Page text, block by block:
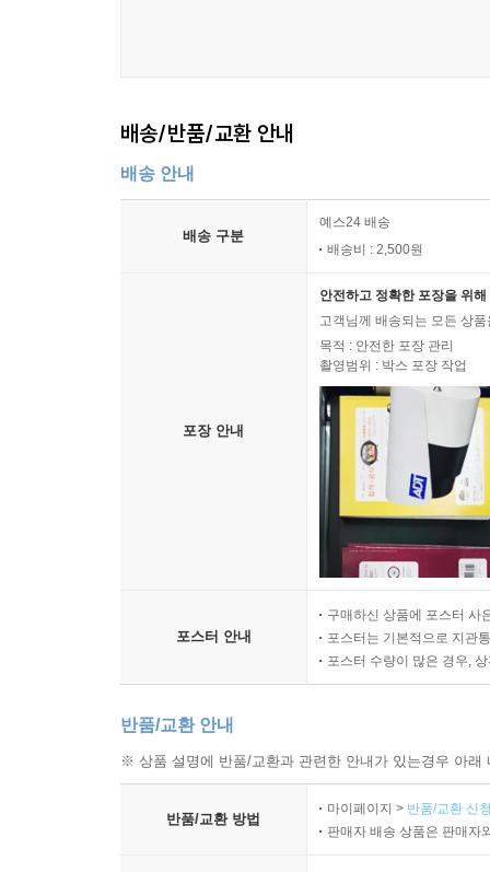
배송/반품/교환 안내
배송 안내
배송 구분
예스24 배송
배송비 : 2,500원
포장 안내
안전하고 정확한 포장을 위
고객님께 배송되는 모든 상
목적 : 안전한 포장 관리
촬영범위 : 박스 포장 작업
포스터 안내
구매하신 상품에 포스터 사
포스터는 기본적으로 지관
포스터 수량이 많은 경우,
반품/교환 안내
※ 상품 설명에 반품/교환과 관련한 안내가 있는경우 아
반품/교환 방법
마이페이지 > 반품/교환 신
판매자 배송 상품은 판매자